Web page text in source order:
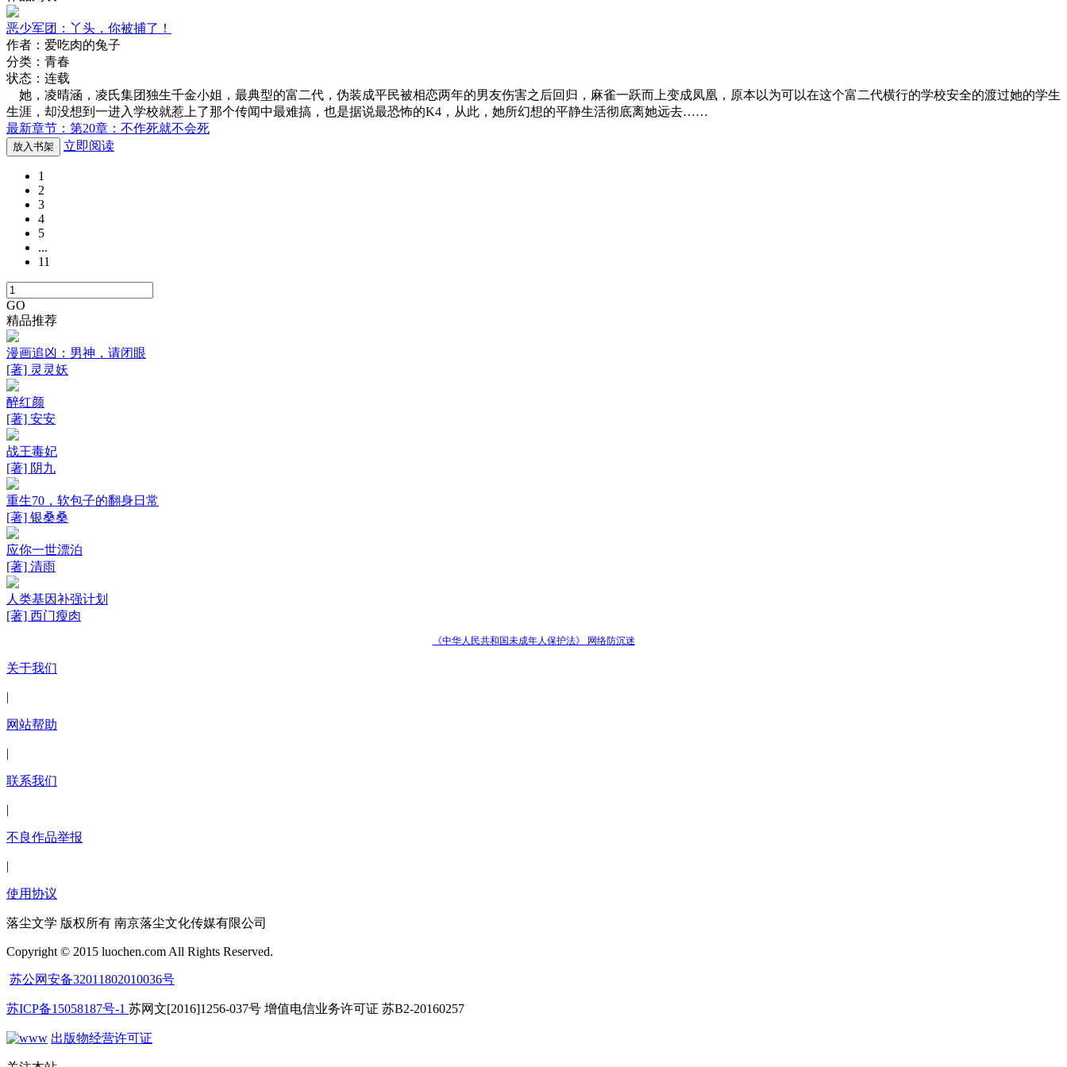
恶少军团：丫头，你被捕了！
作者：爱吃肉的兔子
分类：青春
状态：连载
她，凌晴涵，凌氏集团独生千金小姐，最典型的富二代，伪装成平民被相恋两年的男友伤害之后回归，麻雀一跃而上变成凤凰，原本以为可以在这个富二代横行的学校安全的渡过她的学生
生涯，却没想到一进入学校就惹上了那个传闻中最难搞，也是据说最恐怖的K4，从此，她所幻想的平静生活彻底离她远去……
最新章节：第20章：不作死就不会死
放入书架 立即阅读
1
2
3
4
5
...
11
GO
精品推荐
漫画追凶：男神，请闭眼
[著] 灵灵妖
醉红颜
[著] 安安
战王毒妃
[著] 阴九
重生70，软包子的翻身日常
[著] 银桑桑
应你一世漂泊
[著] 清雨
人类基因补强计划
[著] 西门瘦肉
《中华人民共和国未成年人保护法》 网络防沉迷
关于我们
|
网站帮助
|
联系我们
|
不良作品举报
|
使用协议
落尘文学 版权所有 南京落尘文化传媒有限公司
Copyright © 2015 luochen.com All Rights Reserved.
苏公网安备32011802010036号
苏ICP备15058187号-1 苏网文[2016]1256-037号 增值电信业务许可证 苏B2-20160257
出版物经营许可证